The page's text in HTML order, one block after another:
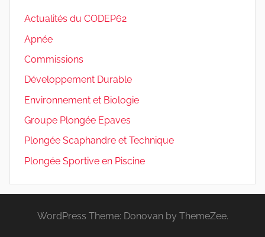
Actualités du CODEP62
Apnée
Commissions
Développement Durable
Environnement et Biologie
Groupe Plongée Epaves
Plongée Scaphandre et Technique
Plongée Sportive en Piscine
WordPress Theme: Donovan by ThemeZee.